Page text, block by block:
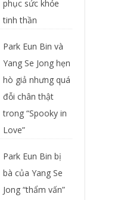
phục sức khỏe
tinh thần
Park Eun Bin và
Yang Se Jong hẹn
hò giả nhưng quá
đỗi chân thật
trong “Spooky in
Love”
Park Eun Bin bị
bà của Yang Se
Jong “thẩm vấn”